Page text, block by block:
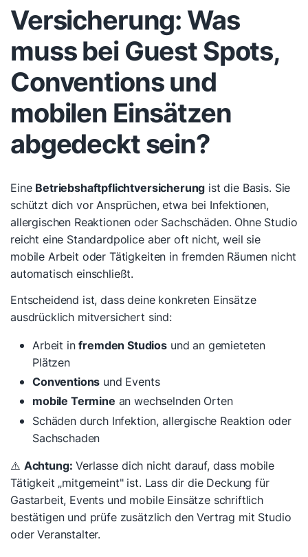
Versicherung: Was
muss bei Guest Spots,
Conventions und
mobilen Einsätzen
abgedeckt sein?
Eine Betriebshaftpflichtversicherung ist die Basis. Sie
schützt dich vor Ansprüchen, etwa bei Infektionen,
allergischen Reaktionen oder Sachschäden. Ohne Studio
reicht eine Standardpolice aber oft nicht, weil sie
mobile Arbeit oder Tätigkeiten in fremden Räumen nicht
automatisch einschließt.
Entscheidend ist, dass deine konkreten Einsätze
ausdrücklich mitversichert sind:
Arbeit infremden Studios und an gemieteten
Plätzen
Conventions und Events
mobile Termine an wechselnden Orten
Schäden durch Infektion, allergische Reaktion oder
Sachschaden
⚠️ Achtung: Verlasse dich nicht darauf, dass mobile
Tätigkeit „mitgemeint" ist. Lass dir die Deckung für
Gastarbeit, Events und mobile Einsätze schriftlich
bestätigen und prüfe zusätzlich den Vertrag mit Studio
oder Veranstalter.